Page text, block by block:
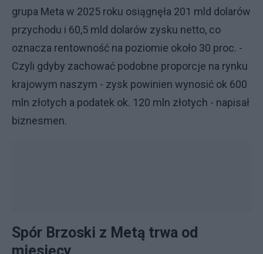
grupa Meta w 2025 roku osiągnęła 201 mld dolarów
przychodu i 60,5 mld dolarów zysku netto, co
oznacza rentowność na poziomie około 30 proc. -
Czyli gdyby zachować podobne proporcje na rynku
krajowym naszym - zysk powinien wynosić ok 600
mln złotych a podatek ok. 120 mln złotych - napisał
biznesmen.
Spór Brzoski z Metą trwa od